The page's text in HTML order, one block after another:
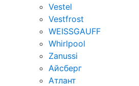
Vestel
Vestfrost
WEISSGAUFF
Whirlpool
Zanussi
Айсберг
Атлант